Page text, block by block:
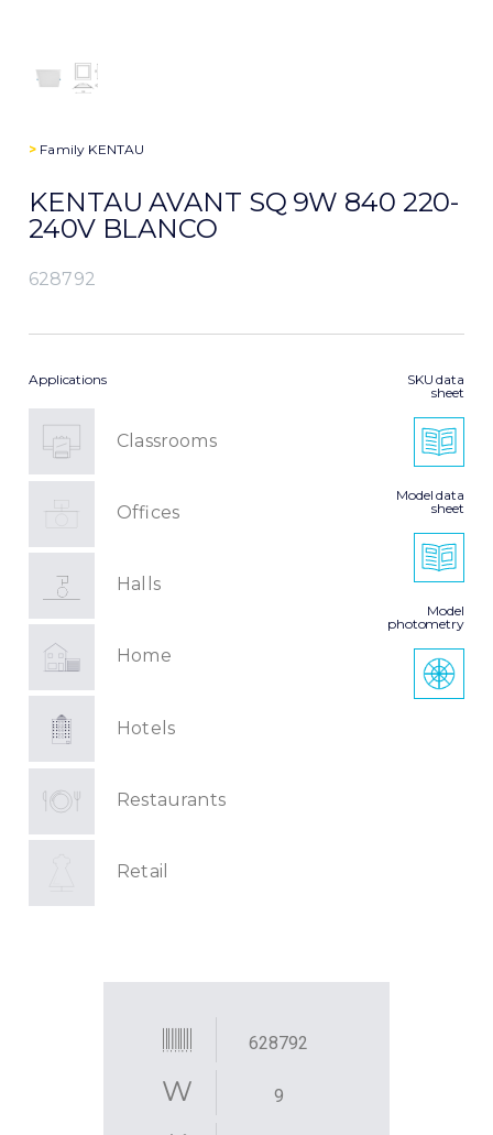
> Family KENTAU
KENTAU AVANT SQ 9W 840 220-
240V BLANCO
628792
Applications
Classrooms
Offices
Halls
Home
Hotels
Restaurants
Retail
SKU data
sheet
Model data
sheet
Model
photometry
628792
9